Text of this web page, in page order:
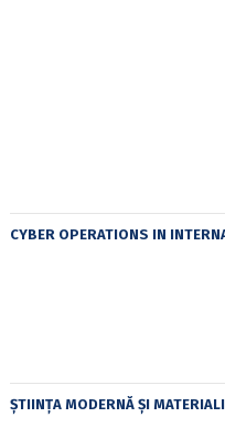
CYBER OPERATIONS IN
ȘTIINȚA MODERNĂ ȘI